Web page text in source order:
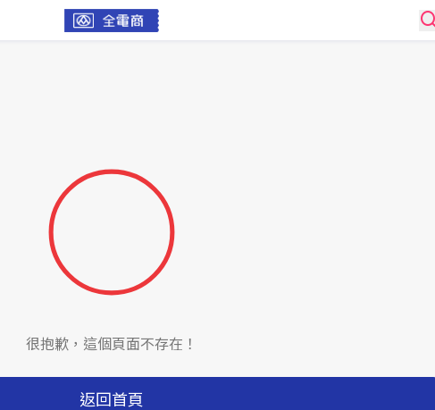
很抱歉，這個頁面不存在！
返回首頁